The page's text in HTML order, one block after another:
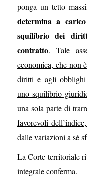
ponga un tetto
determina a
squilibrio dei
contratto. Tale
economica, che non
diritti e agli obblighi
uno squilibrio
una sola parte di
favorevoli
dalle variazioni a sé
La Corte territoriale
integrale conferma.